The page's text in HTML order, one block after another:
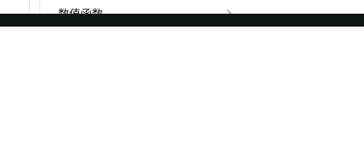
数值函数